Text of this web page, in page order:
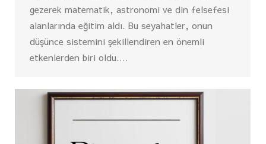
gezerek matematik, astronomi ve din felsefesi
alanlarında eğitim aldı. Bu seyahatler, onun
düşünce sistemini şekillendiren en önemli
etkenlerden biri oldu.…